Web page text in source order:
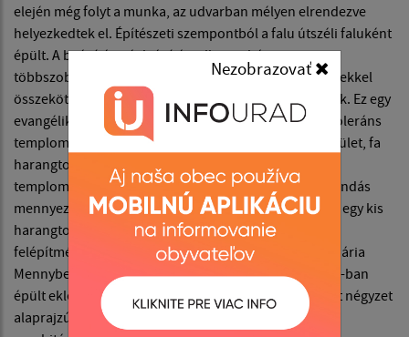
Nezobrazovať
elején még folyt a munka, az udvarban mélyen elrendezve
helyezkedtek el. Építészeti szempontból a falu útszéli faluként
épült. A beépítést téglaépítés jellemzi, három- vagy
többszobás, fazekasműhelyekkel és gazdasági épületekkel
összekötve. A faluban történelmi emlékek is találhatók. Ez egy
evangélikus templom, amelyet 1790-ben építettek a toleráns
templomok típusa szerint, torony nélkül. Egyhajós épület, fa
harangtoronnyal, amely az épületen kívül található. A
templomra jellemző a csarnokszerkezet is, lapos gerendás
mennyezettel és nyeregtetővel. A templom közelében egy kis
harangtorony található tégla talapzaton, fa paneles
felépítménnyel. A látogatók figyelmét felkelti a Szűz Mária
Mennybemenetele katolikus temploma is, amely 1873-ban
épült eklektikus historizáló stílusban. Egyhajós épület négyzet
alaprajzú presbitériummal és csúcsos toronnyal. A